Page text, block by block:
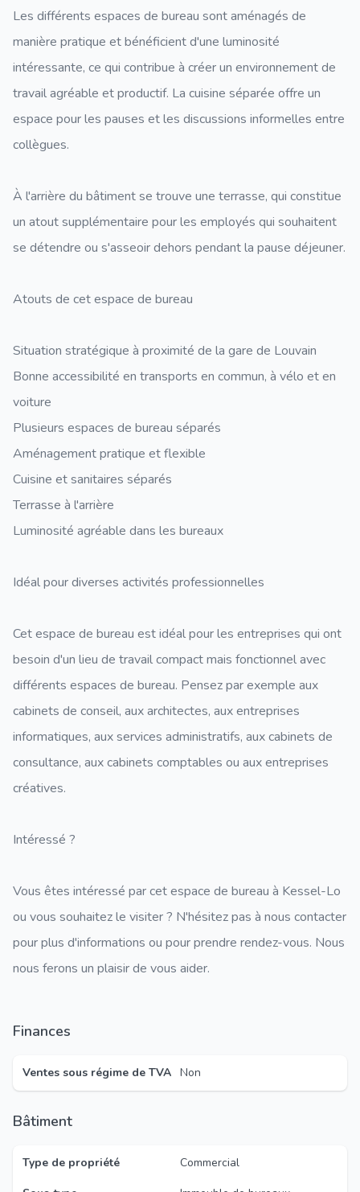
Les différents espaces de bureau sont aménagés de
manière pratique et bénéficient d'une luminosité
intéressante, ce qui contribue à créer un environnement de
travail agréable et productif. La cuisine séparée offre un
espace pour les pauses et les discussions informelles entre
collègues.
À l'arrière du bâtiment se trouve une terrasse, qui constitue
un atout supplémentaire pour les employés qui souhaitent
se détendre ou s'asseoir dehors pendant la pause déjeuner.
Atouts de cet espace de bureau
Situation stratégique à proximité de la gare de Louvain
Bonne accessibilité en transports en commun, à vélo et en
voiture
Plusieurs espaces de bureau séparés
Aménagement pratique et flexible
Cuisine et sanitaires séparés
Terrasse à l'arrière
Luminosité agréable dans les bureaux
Idéal pour diverses activités professionnelles
Cet espace de bureau est idéal pour les entreprises qui ont
besoin d'un lieu de travail compact mais fonctionnel avec
différents espaces de bureau. Pensez par exemple aux
cabinets de conseil, aux architectes, aux entreprises
informatiques, aux services administratifs, aux cabinets de
consultance, aux cabinets comptables ou aux entreprises
créatives.
Intéressé ?
Vous êtes intéressé par cet espace de bureau à Kessel-Lo
ou vous souhaitez le visiter ? N'hésitez pas à nous contacter
pour plus d'informations ou pour prendre rendez-vous. Nous
nous ferons un plaisir de vous aider.
Finances
Ventes sous régime de TVA Non
Bâtiment
Type de propriété
Commercial